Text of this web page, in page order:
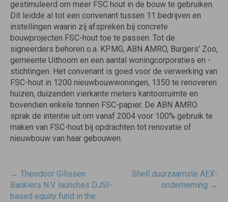
gestimuleerd om meer FSC hout in de bouw te gebruiken.
Dit leidde al tot een convenant tussen 11 bedrijven en
instellingen waarin zij afspreken bij concrete
bouwprojecten FSC-hout toe te passen. Tot de
signeerders behoren o.a. KPMG, ABN AMRO, Burgers’ Zoo,
gemeente Uithoorn en een aantal woningcorporaties en -
stichtingen. Het convenant is goed voor de verwerking van
FSC-hout in 1200 nieuwbouwwoningen, 1350 te renoveren
huizen, duizenden vierkante meters kantoorruimte en
bovendien enkele tonnen FSC-papier. De ABN AMRO
sprak de intentie uit om vanaf 2004 voor 100% gebruik te
maken van FSC-hout bij opdrachten tot renovatie of
nieuwbouw van haar gebouwen.
Post
navigatie
← Theodoor Gilissen
Bankiers N.V. launches DJSI-
based equity fund in the
Shell duurzaamste AEX-
onderneming →